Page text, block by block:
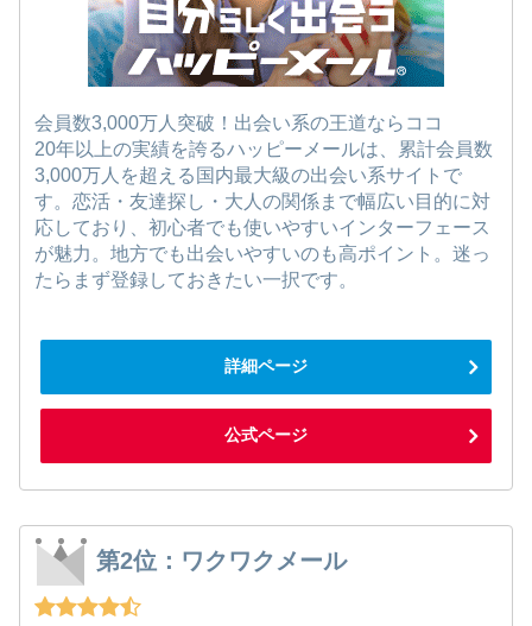
会員数3,000万人突破！出会い系の王道ならココ
20年以上の実績を誇るハッピーメールは、累計会員数
3,000万人を超える国内最大級の出会い系サイトで
す。恋活・友達探し・大人の関係まで幅広い目的に対
応しており、初心者でも使いやすいインターフェース
が魅力。地方でも出会いやすいのも高ポイント。迷っ
たらまず登録しておきたい一択です。
詳細ページ
公式ページ
第2位：ワクワクメール